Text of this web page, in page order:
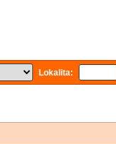
Lokalita: